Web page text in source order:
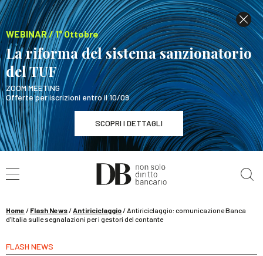
WEBINAR / 1° Ottobre
La riforma del sistema sanzionatorio
del TUF
ZOOM MEETING
Offerte per iscrizioni entro il 10/09
SCOPRI I DETTAGLI
WEBINAR / 1° Ottobre
La riforma del sistema sanzionatorio del TUF
Home / Flash News/Antiriciclaggio/Antiriciclaggio: comunicazione Banca
d’Italia sulle segnalazioni per i gestori del contante
FLASH NEWS